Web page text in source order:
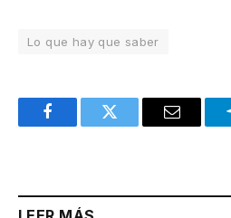
Lo que hay que saber
FacebookTwitter Email